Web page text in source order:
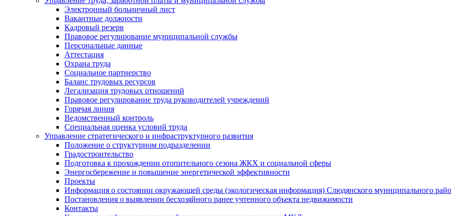
Электронный больничный лист
Вакантные должности
Кадровый резерв
Правовое регулирование муниципальной службы
Персональные данные
Аттестация
Охрана труда
Социальное партнерство
Баланс трудовых ресурсов
Легализация трудовых отношений
Правовое регулирование труда руководителей учреждений
Горячая линия
Ведомственный контроль
Специальная оценка условий труда
Управление стратегического и инфраструктурного развития
Положение о структурном подразделении
Градостроительство
Подготовка к прохождении отопительного сезона ЖКХ и социальной сферы
Энергосбережение и повышение энергетической эффективности
Проекты
Информация о состоянии окружающей среды (экологическая информация) Слюдянского муниципального
Постановления о выявлении бесхозяйного ранее учтенного объекта недвижимости
Контакты